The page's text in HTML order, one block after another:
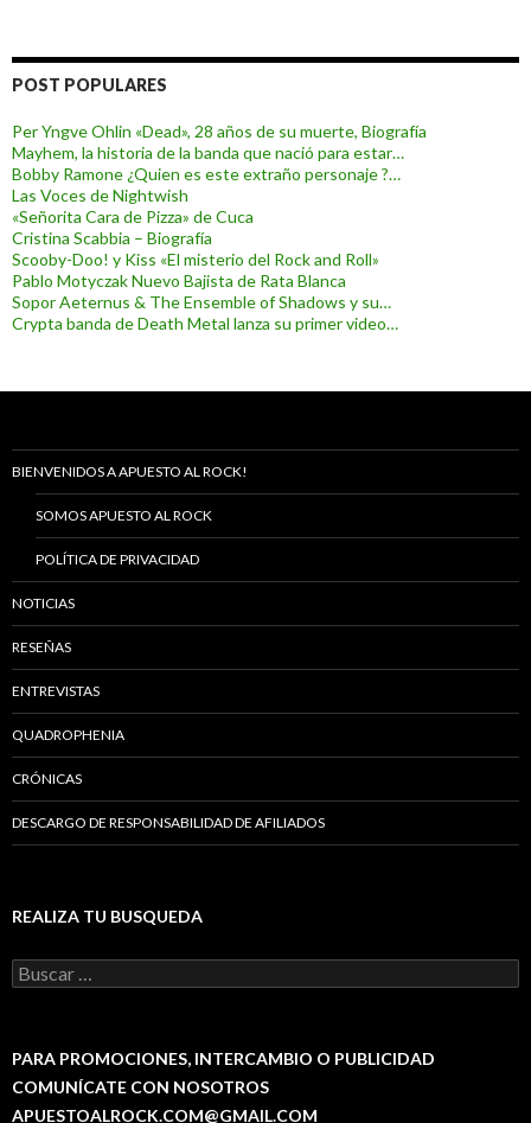
POST POPULARES
Per Yngve Ohlin «Dead», 28 años de su muerte, Biografía
Mayhem, la historia de la banda que nació para estar…
Bobby Ramone ¿Quien es este extraño personaje ?…
Las Voces de Nightwish
«Señorita Cara de Pizza» de Cuca
Cristina Scabbia – Biografía
Scooby-Doo! y Kiss «El misterio del Rock and Roll»
Pablo Motyczak Nuevo Bajista de Rata Blanca
Sopor Aeternus & The Ensemble of Shadows y su…
Crypta banda de Death Metal lanza su primer video…
BIENVENIDOS A APUESTO AL ROCK!
SOMOS APUESTO AL ROCK
POLÍTICA DE PRIVACIDAD
NOTICIAS
RESEÑAS
ENTREVISTAS
QUADROPHENIA
CRÓNICAS
DESCARGO DE RESPONSABILIDAD DE AFILIADOS
REALIZA TU BUSQUEDA
B
u
a
:
PARA PROMOCIONES, INTERCAMBIO O PUBLICIDAD
COMUNÍCATE CON NOSOTROS
APUESTOALROCK.COM@GMAIL.COM